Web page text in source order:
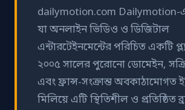
dailymotion.com Dailymotion-
যা অনলাইন ভিডিও ও ডিজিটাল
এন্টারটেইনমেন্টের পরিচিত একটি
২০০৫ সালের পুরোনো ডোমেইন,
এবং ফ্রান্স-সংক্রান্ত অবকাঠামোগত
মিলিয়ে এটি স্থিতিশীল ও প্রতিষ্ঠিত